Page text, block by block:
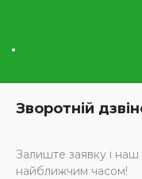
Зворотній
Залиште заявку і
найближчим часом!